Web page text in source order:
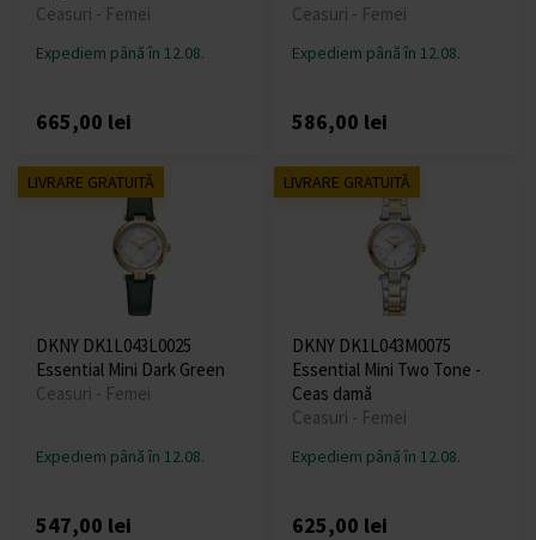
Ceasuri - Femei
Expediem până în 12.08.
665,00 lei
Ceasuri - Femei
Expediem până în 12.08.
586,00 lei
LIVRARE GRATUITĂ
DKNY DK1L043L0025
Essential Mini Dark Green
Ceasuri - Femei
Expediem până în 12.08.
547,00 lei
LIVRARE GRATUITĂ
DKNY DK1L043M0075
Essential Mini Two Tone -
Ceas damă
Ceasuri - Femei
Expediem până în 12.08.
625,00 lei